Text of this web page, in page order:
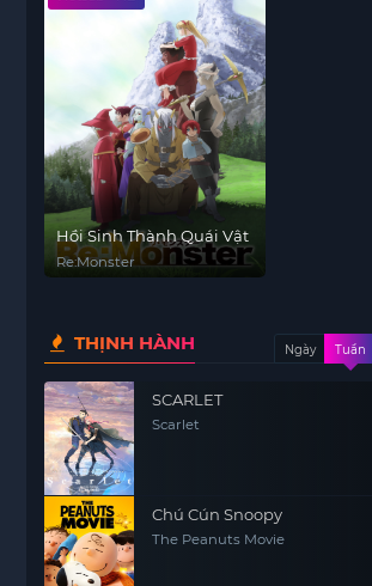
Hồi Sinh Thành Quái Vật
Re:Monster
THỊNH HÀNH Ngày Tuần
SCARLET
Scarlet
Chú Cún Snoopy
The Peanuts Movie